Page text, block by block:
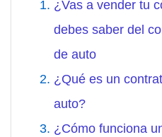
¿Vas a vender tu
debes saber del
de auto
¿Qué es un
auto?
¿Cómo funciona